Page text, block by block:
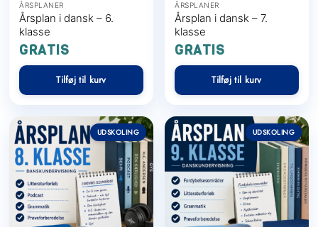
ÅRSPLANER
Årsplan i dansk – 6.
klasse
GRATIS
Tilføj til kurv
ÅRSPLANER
Årsplan i dansk – 7.
klasse
GRATIS
Tilføj til kurv
UDSKOLING UDSKOLING